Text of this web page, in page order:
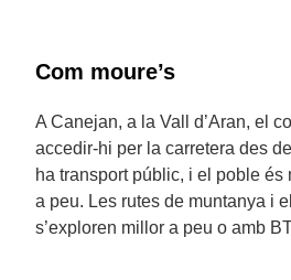
Com moure’s
A Canejan, a la Vall d’Aran, el
accedir-hi per la carretera des
ha transport públic, i el poble és
a peu. Les rutes de muntanya i
s’exploren millor a peu o amb